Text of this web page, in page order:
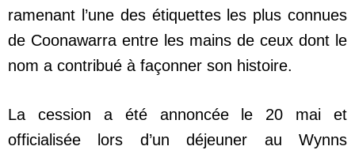
ramenant l’une des étiquettes les plus connues
de Coonawarra entre les mains de ceux dont le
nom a contribué à façonner son histoire.
La cession a été annoncée le 20 mai et
officialisée lors d’un déjeuner au Wynns